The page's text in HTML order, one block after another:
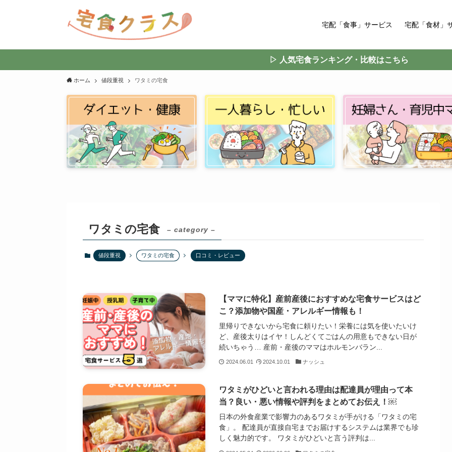
宅配「食事」サービス 宅配「食材」
▷ 人気宅食ランキング・比較はこちら
ホーム 値段重視 ワタミの宅食
ワタミの宅食 – category –
値段重視 ワタミの宅食 口コミ・レビュー
【ママに特化】産前産後におすすめな宅食サービスはど
こ？添加物や国産・アレルギー情報も！
里帰りできないから宅食に頼りたい！栄養には気を使いたいけ
ど、産後太りはイヤ！しんどくてごはんの用意もできない日が
続いちゃう… 産前・産後のママはホルモンバラン...
2024.06.01 2024.10.01 ナッシュ
ワタミがひどいと言われる理由は配達員が理由って本
当？良い・悪い情報や評判をまとめてお伝え！￼
日本の外食産業で影響力のあるワタミが手がける「ワタミの宅
食」。 配達員が直接自宅までお届けするシステムは業界でも珍
しく魅力的です。 ワタミがひどいと言う評判は...